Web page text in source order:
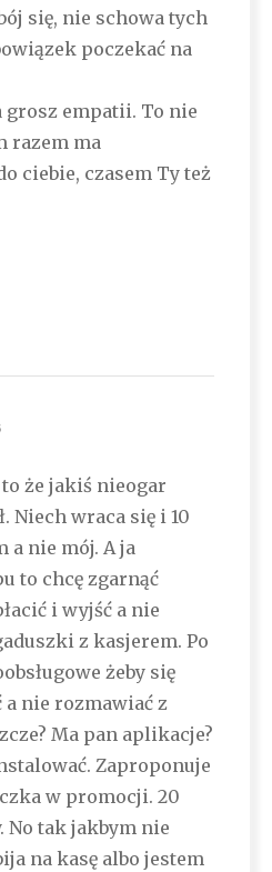
się, nie schowa tych
poczekać na
grosz empatii. To nie
razem ma
ciebie, czasem Ty też
że jakiś nieogar
Niech wraca się i 10
a nie mój. A ja
to chcę zgarnąć
i wyjść a nie
z kasjerem. Po
żeby się
a nie rozmawiać z
Ma pan aplikacje?
Zaproponuje
w promocji. 20
No tak jakbym nie
na kasę albo jestem